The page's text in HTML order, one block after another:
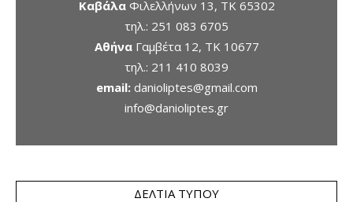
ΚαβάλαΦιλελλήνων 13, ΤΚ 65302
τηλ.: 251 083 6705
ΑθήναΓαμβέτα 12, ΤΚ 10677
τηλ.: 211 410 8039
email: danioliptes@gmail.com
info@danioliptes.gr
ΔΕΛΤΊΑ ΤΎΠΟΥ